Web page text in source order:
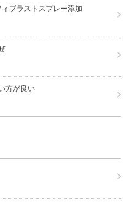
ブラストスプレー添加
方が良い